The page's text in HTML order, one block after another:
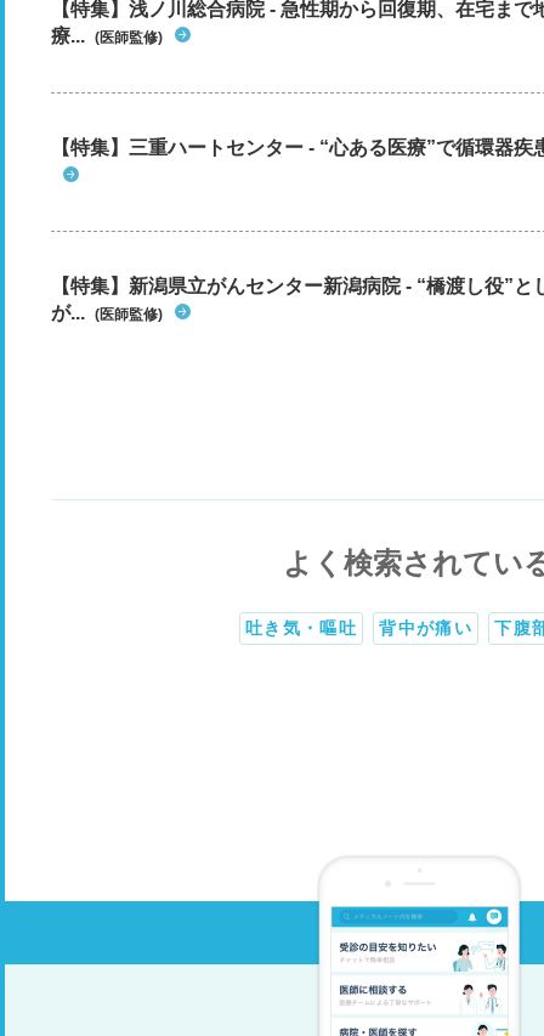
【特集】浅ノ川総合病院 - 急性期から回復期、在宅ま
療... (医師監修)
【特集】三重ハートセンター - “心ある医療”で循環器疾
【特集】新潟県立がんセンター新潟病院 - “橋渡し役”
が... (医師監修)
よく検索されてい
吐き気・嘔吐 背中が痛い 下腹